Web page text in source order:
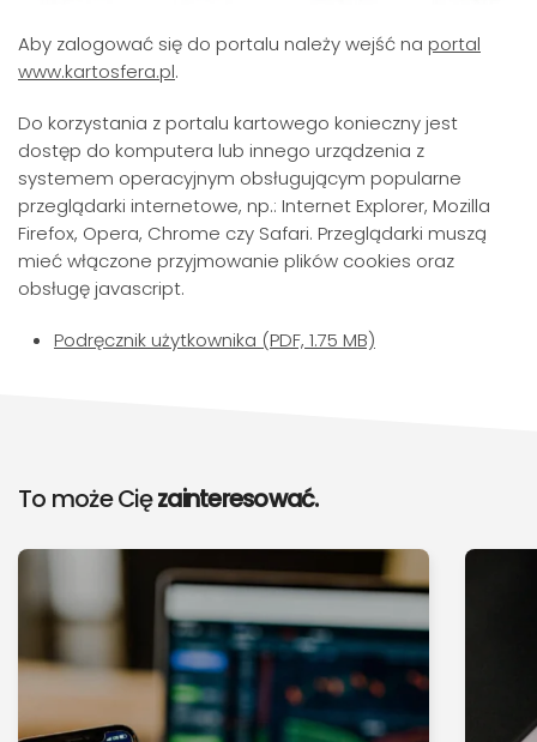
Aby zalogować się do portalu należy wejść na portal
www.kartosfera.pl.
Do korzystania z portalu kartowego konieczny jest
dostęp do komputera lub innego urządzenia z
systemem operacyjnym obsługującym popularne
przeglądarki internetowe, np.: Internet Explorer, Mozilla
Firefox, Opera, Chrome czy Safari. Przeglądarki muszą
mieć włączone przyjmowanie plików cookies oraz
obsługę javascript.
Podręcznik użytkownika (PDF, 1.75 MB)
To może Cięzainteresować.